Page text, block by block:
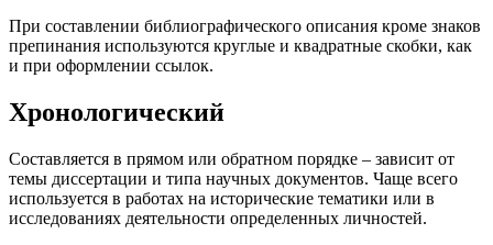
При составлении библиографического описания кроме знаков
препинания используются круглые и квадратные скобки, как
и при оформлении ссылок.
Хронологический
Составляется в прямом или обратном порядке – зависит от
темы диссертации и типа научных документов. Чаще всего
используется в работах на исторические тематики или в
исследованиях деятельности определенных личностей.